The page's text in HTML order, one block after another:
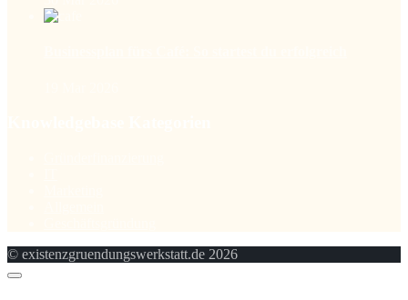
© existenzgruendungswerkstatt.de 2026